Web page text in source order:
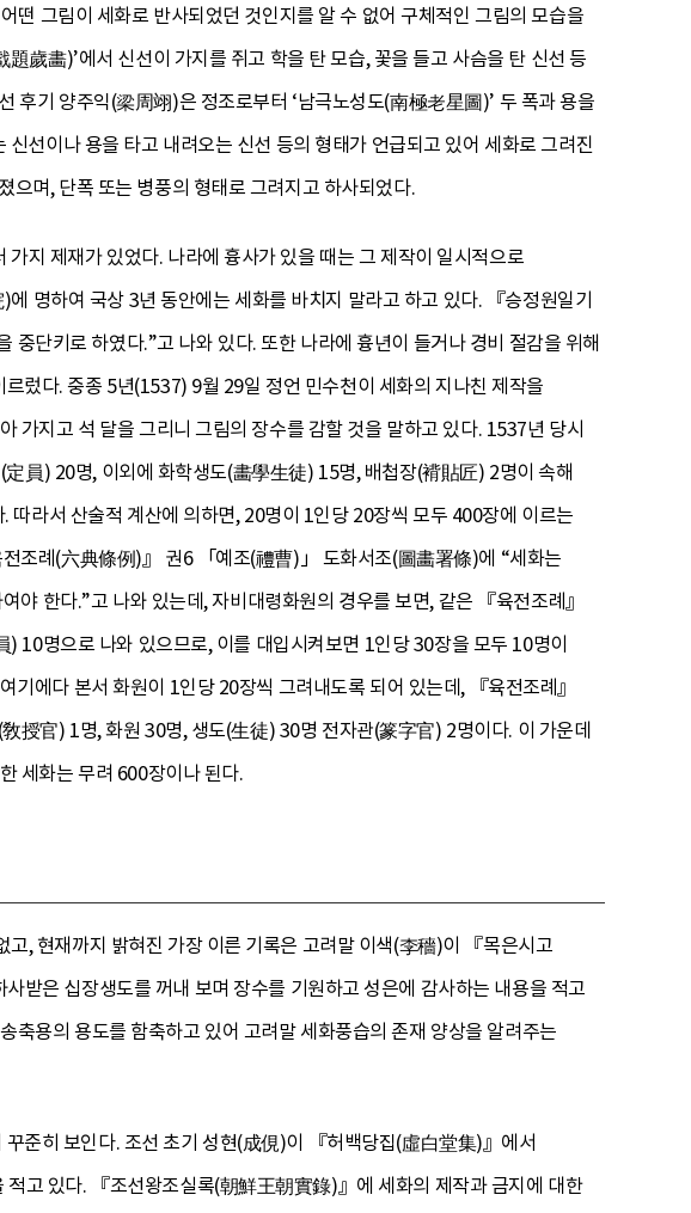
떤 그림이 세화로 반사되었던 것인지를 알 수 없어 구체적인 그림의 모습을
歲畵)’에서 신선이 가지를 쥐고 학을 탄 모습, 꽃을 들고 사슴을 탄 신선 등
후기 양주익(梁周翊)은 정조로부터 ‘남극노성도(南極老星圖)’ 두 폭과 용을
선이나 용을 타고 내려오는 신선 등의 형태가 언급되고 있어 세화로 그려진
으며, 단폭 또는 병풍의 형태로 그려지고 하사되었다.
지 제재가 있었다. 나라에 흉사가 있을 때는 그 제작이 일시적으로
명하여 국상 3년 동안에는 세화를 바치지 말라고 하고 있다. 『승정원일기
단키로 하였다.”고 나와 있다. 또한 나라에 흉년이 들거나 경비 절감을 위해
렀다. 중종 5년(1537) 9월 29일 정언 민수천이 세화의 지나친 제작을
가지고 석 달을 그리니 그림의 장수를 감할 것을 말하고 있다. 1537년 당시
員) 20명, 이외에 화학생도(畵學生徒) 15명, 배첩장(褙貼匠) 2명이 속해
라서 산술적 계산에 의하면, 20명이 1인당 20장씩 모두 400장에 이르는
조례(六典條例)』 권6 「예조(禮曹)」 도화서조(圖畵署條)에 “세화는
한다.”고 나와 있는데, 자비대령화원의 경우를 보면, 같은 『육전조례』
명으로 나와 있으므로, 이를 대입시켜보면 1인당 30장을 모두 10명이
에다 본서 화원이 1인당 20장씩 그려내도록 되어 있는데, 『육전조례』
授官) 1명, 화원 30명, 생도(生徒) 30명 전자관(篆字官) 2명이다. 이 가운데
세화는 무려 600장이나 된다.
, 현재까지 밝혀진 가장 이른 기록은 고려말 이색(李穡)이 『목은시고
받은 십장생도를 꺼내 보며 장수를 기원하고 성은에 감사하는 내용을 적고
축용의 용도를 함축하고 있어 고려말 세화풍습의 존재 양상을 알려주는
준히 보인다. 조선 초기 성현(成俔)이 『허백당집(虛白堂集)』에서
고 있다. 『조선왕조실록(朝鮮王朝實錄)』에 세화의 제작과 금지에 대한